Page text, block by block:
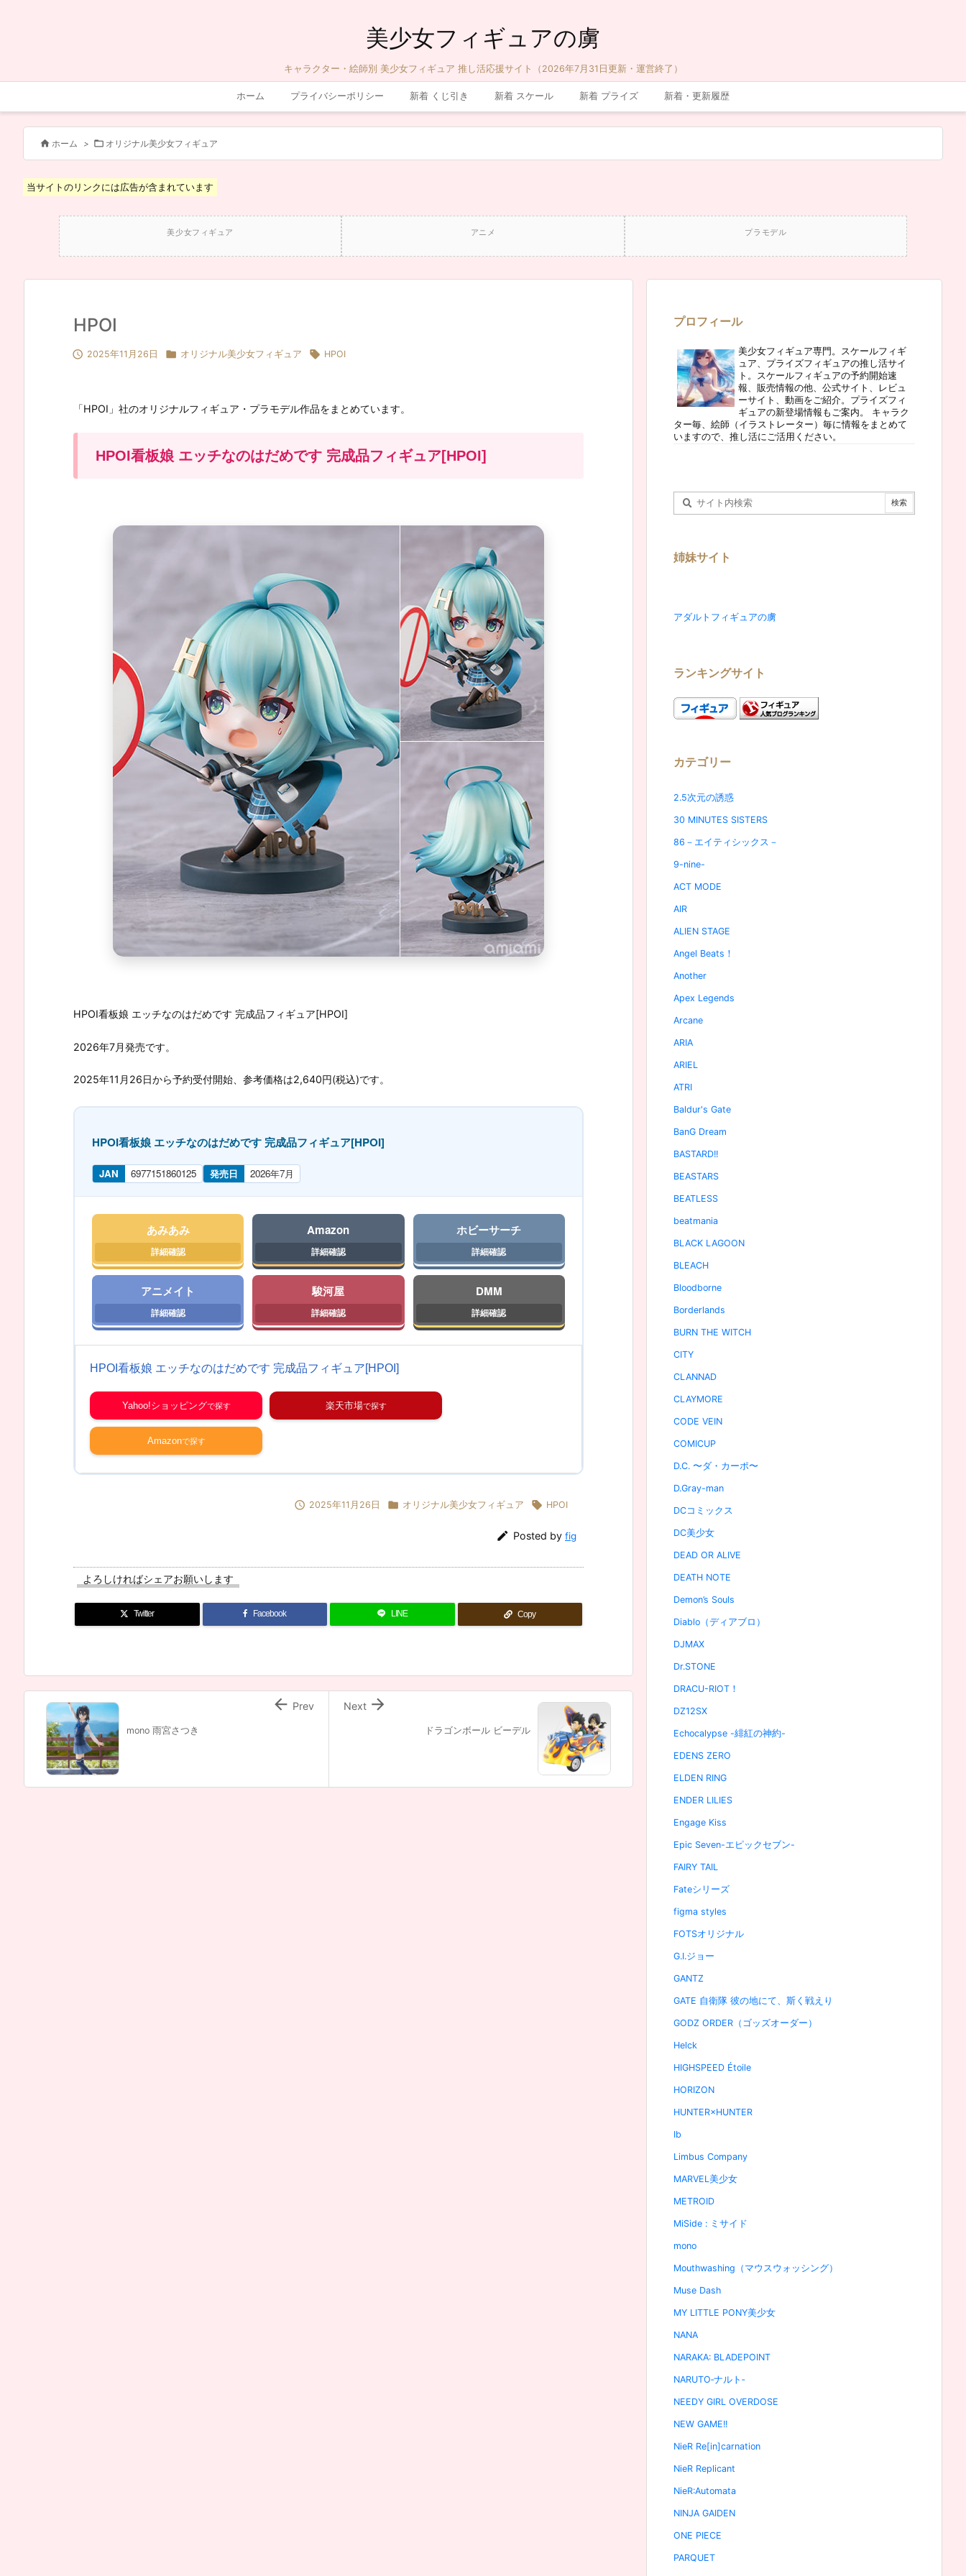
美少女フィギュアの虜
キャラクター・絵師別 美少女フィギュア 推し活応援サイト（2026年7月31日更新・運営終了）
ホーム プライバシーポリシー 新着 くじ引き 新着 スケール 新着 プライズ 新着・更新履歴
 ホーム >  オリジナル美少女フィギュア
当サイトのリンクには広告が含まれています
美少女フィギュア アニメ プラモデル
HPOI
 2025年11月26日  オリジナル美少女フィギュア  HPOI
「HPOI」社のオリジナルフィギュア・プラモデル作品をまとめています。
HPOI看板娘 エッチなのはだめです 完成品フィギュア[HPOI]
HPOI看板娘 エッチなのはだめです 完成品フィギュア[HPOI]
2026年7月発売です。
2025年11月26日から予約受付開始、参考価格は2,640円(税込)です。
HPOI看板娘 エッチなのはだめです 完成品フィギュア[HPOI]
JAN 6977151860125 発売日 2026年7月
あみあみ Amazon ホビーサーチ
アニメイト 駿河屋 DMM
HPOI看板娘 エッチなのはだめです 完成品フィギュア[HPOI]
Yahoo!ショッピング 楽天市場
Amazon
 2025年11月26日  オリジナル美少女フィギュア  HPOI
 Posted by fig
よろしければシェアお願いします
Twitter Facebook LINE Copy
ドラゴンボール ビーデル

Next
mono 雨宮さつき
 Prev
プロフィール
美少女フィギュア専門。スケールフィギ
ュア、プライズフィギュアの推し活サイ
ト。スケールフィギュアの予約開始速
報、販売情報の他、公式サイト、レビュ
ーサイト、動画をご紹介。プライズフィ
ギュアの新登場情報もご案内。 キャラク
ター毎、絵師（イラストレーター）毎に情報をまとめて
いますので、推し活にご活用ください。
姉妹サイト
アダルトフィギュアの虜
ランキングサイト
カテゴリー
2.5次元の誘惑
30 MINUTES SISTERS
86－エイティシックス－
9-nine-
ACT MODE
AIR
ALIEN STAGE
Angel Beats！
Another
Apex Legends
Arcane
ARIA
ARIEL
ATRI
Baldur's Gate
BanG Dream
BASTARD!!
BEASTARS
BEATLESS
beatmania
BLACK LAGOON
BLEACH
Bloodborne
Borderlands
BURN THE WITCH
CITY
CLANNAD
CLAYMORE
CODE VEIN
COMICUP
D.C. 〜ダ・カーポ〜
D.Gray-man
DCコミックス
DC美少女
DEAD OR ALIVE
DEATH NOTE
Demon’s Souls
Diablo（ディアブロ）
DJMAX
Dr.STONE
DRACU-RIOT！
DZ12SX
Echocalypse -緋紅の神約-
EDENS ZERO
ELDEN RING
ENDER LILIES
Engage Kiss
Epic Seven-エピックセブン-
FAIRY TAIL
Fateシリーズ
figma styles
FOTSオリジナル
G.I.ジョー
GANTZ
GATE 自衛隊 彼の地にて、斯く戦えり
GODZ ORDER（ゴッズオーダー）
Helck
HIGHSPEED Étoile
HORIZON
HUNTER×HUNTER
Ib
Limbus Company
MARVEL美少女
METROID
MiSide : ミサイド
mono
Mouthwashing（マウスウォッシング）
Muse Dash
MY LITTLE PONY美少女
NANA
NARAKA: BLADEPOINT
NARUTO‐ナルト‐
NEEDY GIRL OVERDOSE
NEW GAME!!
NieR Re[in]carnation
NieR Replicant
NieR:Automata
NINJA GAIDEN
ONE PIECE
PARQUET